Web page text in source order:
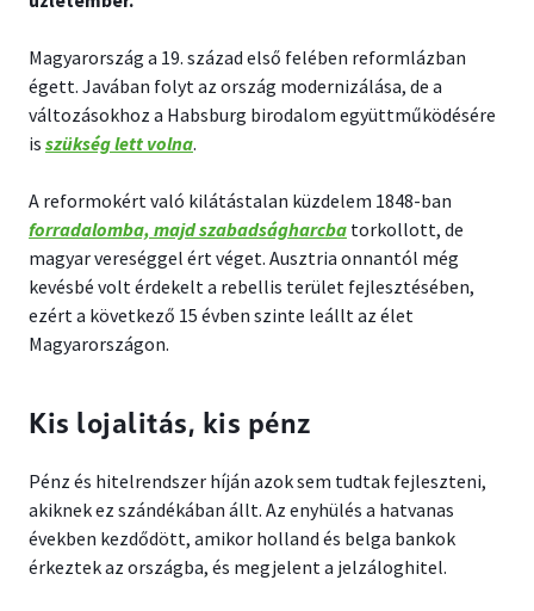
Magyarország a 19. század első felében reformlázban
égett. Javában folyt az ország modernizálása, de a
változásokhoz a Habsburg birodalom együttműködésére
is szükség lett volna.
A reformokért való kilátástalan küzdelem 1848-ban
forradalomba, majd szabadságharcba torkollott, de
magyar vereséggel ért véget. Ausztria onnantól még
kevésbé volt érdekelt a rebellis terület fejlesztésében,
ezért a következő 15 évben szinte leállt az élet
Magyarországon.
Kis lojalitás, kis pénz
Pénz és hitelrendszer híján azok sem tudtak fejleszteni,
akiknek ez szándékában állt. Az enyhülés a hatvanas
években kezdődött, amikor holland és belga bankok
érkeztek az országba, és megjelent a jelzáloghitel.